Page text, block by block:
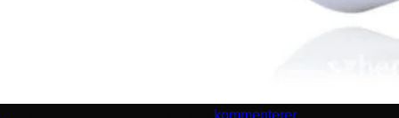
kommenterer.